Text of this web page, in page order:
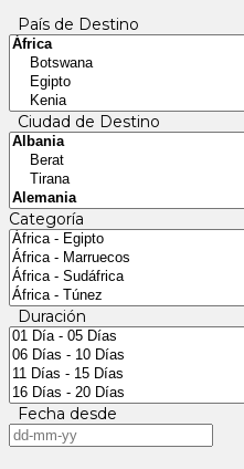
País de Destino
Ciudad de Destino
Categoría
Duración
Fecha desde